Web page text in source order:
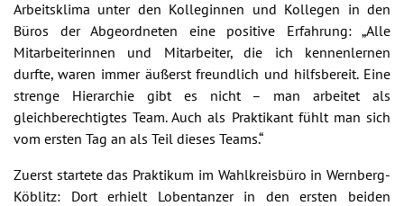
Arbeitsklima unter den Kolleginnen und Kollegen in den
Büros der Abgeordneten eine positive Erfahrung: „Alle
Mitarbeiterinnen und Mitarbeiter, die ich kennenlernen
durfte, waren immer äußerst freundlich und hilfsbereit. Eine
strenge Hierarchie gibt es nicht – man arbeitet als
gleichberechtigtes Team. Auch als Praktikant fühlt man sich
vom ersten Tag an als Teil dieses Teams.“
Zuerst startete das Praktikum im Wahlkreisbüro in Wernberg-
Köblitz: Dort erhielt Lobentanzer in den ersten beiden